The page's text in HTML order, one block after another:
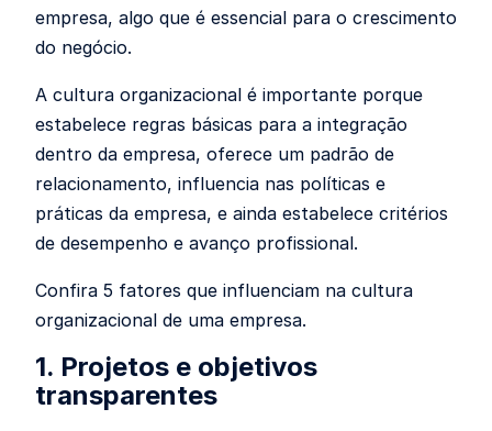
empresa, algo que é essencial para o crescimento
do negócio.
A cultura organizacional é importante porque
estabelece regras básicas para a integração
dentro da empresa, oferece um padrão de
relacionamento, influencia nas políticas e
práticas da empresa, e ainda estabelece critérios
de desempenho e avanço profissional.
Confira 5 fatores que influenciam na cultura
organizacional de uma empresa.
1. Projetos e objetivos
transparentes